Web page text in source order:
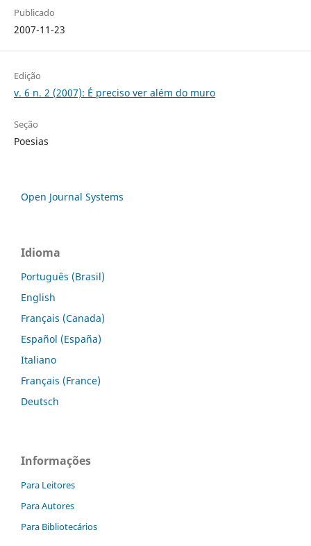
Publicado
2007-11-23
Edição
v. 6 n. 2 (2007): É preciso ver além do muro
Seção
Poesias
Open Journal Systems
Idioma
Português (Brasil)
English
Français (Canada)
Español (España)
Italiano
Français (France)
Deutsch
Informações
Para Leitores
Para Autores
Para Bibliotecários